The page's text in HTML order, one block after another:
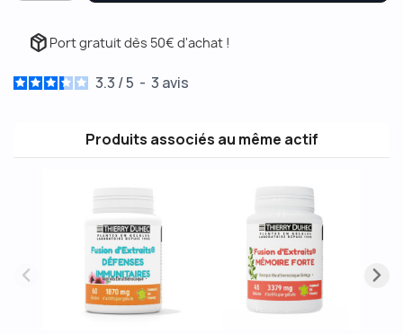
package_2 Port gratuit dès 50€ d'achat !
3.3 /5 - 3 avis
Produits associés au même actif